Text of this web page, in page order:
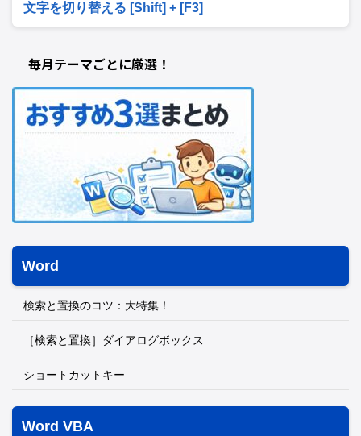
文字を切り替える [Shift] + [F3]
毎月テーマごとに厳選！
Word
検索と置換のコツ：大特集！
［検索と置換］ダイアログボックス
ショートカットキー
Word VBA